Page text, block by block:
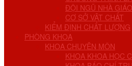
ĐỘI NGŨ NHÀ GIÁO
CƠ SỞ VẬT CHẤT
KIỂM ĐỊNH CHẤT LƯỢNG
PHÒNG KHOA
KHOA CHUYÊN MÔN
KHOA KHOA HỌC